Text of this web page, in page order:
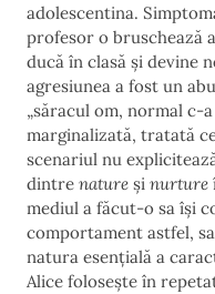
adolescentina.
profesor o bruschează
ducă în clasă și devine
agresiunea a fost un
„săracul om, normal c-
marginalizată, tratată
scenariul nu
dintre nature și nurture
mediul a făcut-o sa își
comportament astfel,
natura esențială a
Alice folosește în